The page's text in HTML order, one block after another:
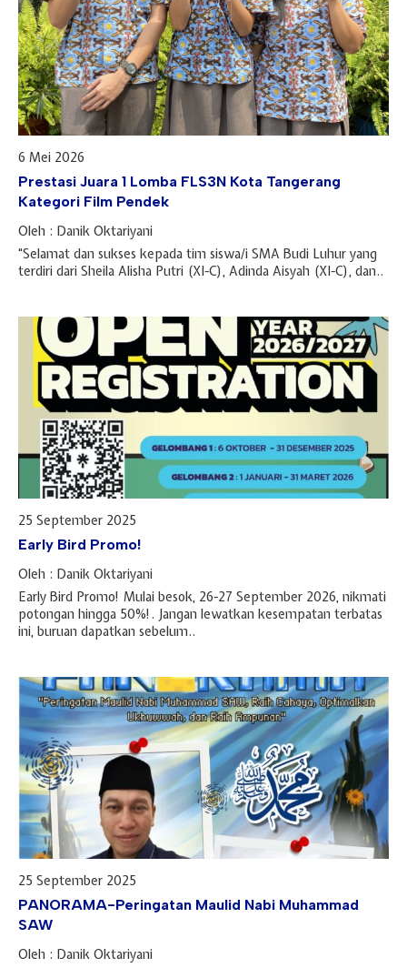
6 Mei 2026
Prestasi Juara 1 Lomba FLS3N Kota Tangerang
Kategori Film Pendek
Oleh : Danik Oktariyani
“Selamat dan sukses kepada tim siswa/i SMA Budi Luhur yang
terdiri dari Sheila Alisha Putri (XI-C), Adinda Aisyah (XI-C), dan..
25 September 2025
Early Bird Promo!
Oleh : Danik Oktariyani
Early Bird Promo! Mulai besok, 26-27 September 2026, nikmati
potongan hingga 50%!. Jangan lewatkan kesempatan terbatas
ini, buruan dapatkan sebelum..
25 September 2025
PANORAMA-Peringatan Maulid Nabi Muhammad
SAW
Oleh : Danik Oktariyani